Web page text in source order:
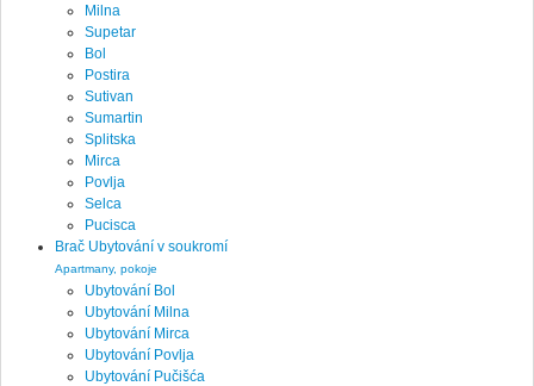
Milna
Supetar
Bol
Postira
Sutivan
Sumartin
Splitska
Mirca
Povlja
Selca
Pucisca
Brač Ubytování v soukromí
Apartmany, pokoje
Ubytování Bol
Ubytování Milna
Ubytování Mirca
Ubytování Povlja
Ubytování Pučišća